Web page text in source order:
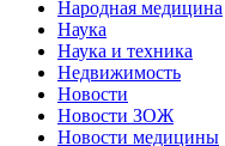
Народная медицина
Наука
Наука и техника
Недвижимость
Новости
Новости ЗОЖ
Новости медицины